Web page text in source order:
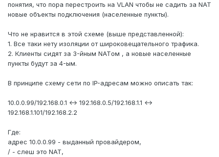
понятия, что пора перестроить на VLAN чтобы не садить за NAT
новые объекты подключения (населенные пункты).
Что не нравится в этой схеме (выше представленной):
1. Все таки нету изоляции от широковещательного трафика.
2. Клиенты сидят за 3-йным NATом , а новые населенные
пункты будут за 4-ым.
В принципе схему сети по IP-адресам можно описать так:
10.0.0.99/192.168.0.1 <-> 192.168.0.5/192.168.1.1 <->
192.168.1.101/192.168.2.2
Где:
адрес 10.0.0.99 - выданный провайдером,
/ - слеш это NAT,